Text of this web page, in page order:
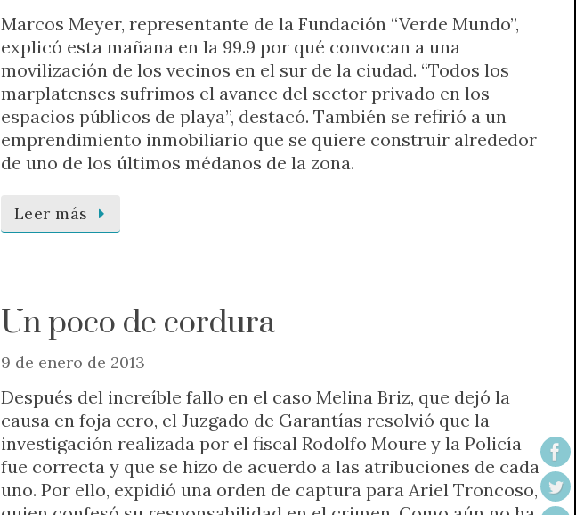
Marcos Meyer, representante de la Fundación “Verde Mundo”,
explicó esta mañana en la 99.9 por qué convocan a una
movilización de los vecinos en el sur de la ciudad. “Todos los
marplatenses sufrimos el avance del sector privado en los
espacios públicos de playa”, destacó. También se refirió a un
emprendimiento inmobiliario que se quiere construir alrededor
de uno de los últimos médanos de la zona.
Leer más
Un poco de cordura
9 de enero de 2013
Después del increíble fallo en el caso Melina Briz, que dejó la
causa en foja cero, el Juzgado de Garantías resolvió que la
investigación realizada por el fiscal Rodolfo Moure y la Policía
fue correcta y que se hizo de acuerdo a las atribuciones de cada
uno. Por ello, expidió una orden de captura para Ariel Troncoso,